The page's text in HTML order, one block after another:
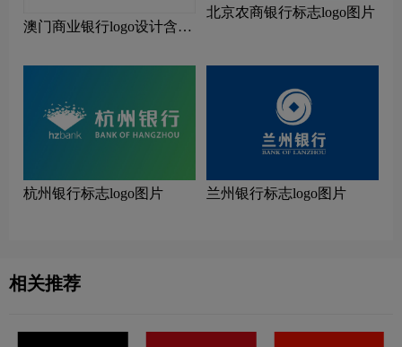
澳门商业银行logo设计含义
北京农商银行标志logo图片
杭州银行标志logo图片 兰州银行标志logo图片
相关推荐